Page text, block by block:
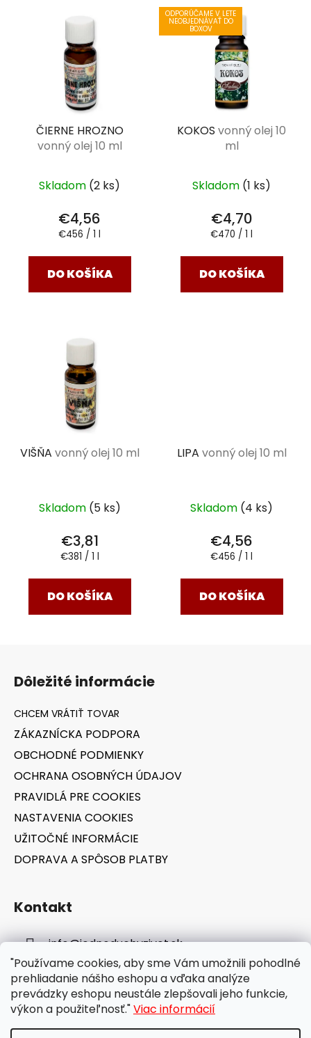
"Používame cookies, aby sme Vám umožnili pohodlné
prehliadanie nášho eshopu a vďaka analýze
prevádzky eshopu neustále zlepšovali jeho funkcie,
výkon a použiteľnosť."Viac informácií
ČIERNE HROZNO
vonný olej 10 ml
Skladom (2 ks)
€4,56
Jednotková
€456 / 1 l
DO KOŠÍKA
ODPORÚČAME V LETE
NEOBJEDNÁVAŤ DO
BOXOV
KOKOS vonný olej 10
ml
Skladom (1 ks)
€4,70
Jednotková
€470 / 1 l
DO KOŠÍKA
VIŠŇA vonný olej 10 ml
Skladom (5 ks)
€3,81
Jednotková
€381 / 1 l
DO KOŠÍKA
LIPA vonný olej 10 ml
Skladom (4 ks)
€4,56
Jednotková
€456 / 1 l
DO KOŠÍKA
Dôležité informácie
ZÁKAZNÍCKA PODPORA
OBCHODNÉ PODMIENKY
OCHRANA OSOBNÝCH ÚDAJOV
PRAVIDLÁ PRE COOKIES
NASTAVENIA COOKIES
UŽITOČNÉ INFORMÁCIE
DOPRAVA A SPÔSOB PLATBY
Kontakt
info@jednoduchyzivot.sk
E-shop: 0948 647 767